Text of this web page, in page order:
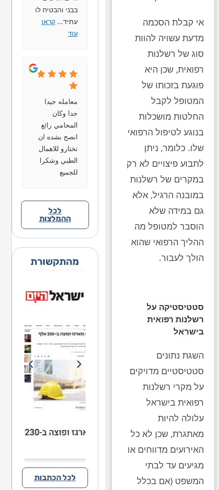
אי קבלת הסכמה
מדעת עשויה להוות
סוג של רשלנות
רפואית, שכן היא
פוגעת בזכותו של
המטופל לקבל
החלטות מושכלות
בנוגע לטיפול הרפואי
שלו. כלומר, ניתן
לתבוע פיצויים לא רק
במקרים של רשלנות
במובנה הרגיל, אלא
גם במידה שלא
הוסבר למטופל מה
ההליך הרפואי שהוא
הולך לעבור.
סטטיסטיקה על
רשלנות רפואית
בישראל
השגת נתונים
סטטיסטיים מדויקים
על מקרי רשלנות
רפואית בישראל
עלולה להיות
מאתגרת, שכן לא כל
האירועים מדווחים או
מגיעים עד לבתי
המשפט (אם בכלל
בבני והבטיח לו
עתיד...קראו
עוד
معامله جيدا
جدا وكان
المحامي رائع
انصح بشده ان
تختارو للاهمال
الطبي وشكرا
للجميع
לכל
ההמלצות
מהתקשורת
לכל הכתבות